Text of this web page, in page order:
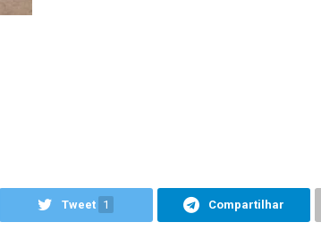
Tweet 1 Compartilhar